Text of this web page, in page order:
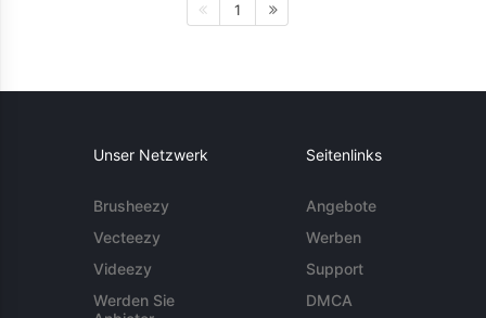
1
Unser Netzwerk
Brusheezy
Vecteezy
Videezy
Werden Sie
Seitenlinks
Angebote
Werben
Support
DMCA